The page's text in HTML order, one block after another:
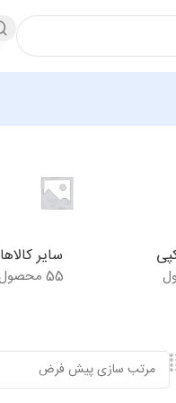
سایر کالاها
55 محصول